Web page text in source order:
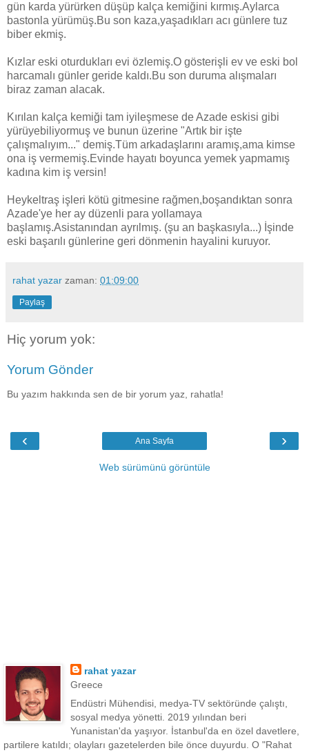
gün karda yürürken düşüp kalça kemiğini kırmış.Aylarca
bastonla yürümüş.Bu son kaza,yaşadıkları acı günlere tuz
biber ekmiş.
Kızlar eski oturdukları evi özlemiş.O gösterişli ev ve eski bol
harcamalı günler geride kaldı.Bu son duruma alışmaları
biraz zaman alacak.
Kırılan kalça kemiği tam iyileşmese de Azade eskisi gibi
yürüyebiliyormuş ve bunun üzerine "Artık bir işte
çalışmalıyım..." demiş.Tüm arkadaşlarını aramış,ama kimse
ona iş vermemiş.Evinde hayatı boyunca yemek yapmamış
kadına kim iş versin!
Heykeltraş işleri kötü gitmesine rağmen,boşandıktan sonra
Azade'ye her ay düzenli para yollamaya
başlamış.Asistanından ayrılmış. (şu an başkasıyla...) İşinde
eski başarılı günlerine geri dönmenin hayalini kuruyor.
rahat yazar zaman: 01:09:00
Paylaş
Hiç yorum yok:
Yorum Gönder
Bu yazım hakkında sen de bir yorum yaz, rahatla!
‹ ›
Ana Sayfa
Web sürümünü görüntüle
rahat yazar
Greece
Endüstri Mühendisi, medya-TV sektöründe çalıştı,
sosyal medya yönetti. 2019 yılından beri
Yunanistan'da yaşıyor. İstanbul'da en özel davetlere,
partilere katıldı; olayları gazetelerden bile önce duyurdu. O "Rahat